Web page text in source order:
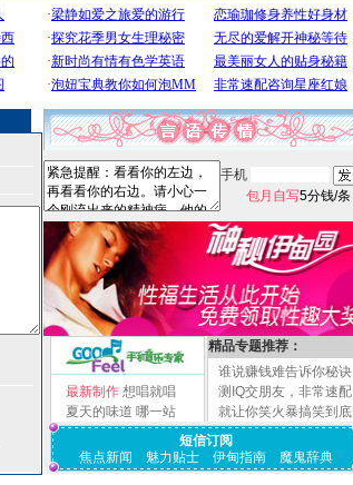
手机
包月自写5分钱/条
最新制作 想唱就唱
夏天的味道 哪一站
精品专题推荐：
谁说赚钱难告诉你秘诀
测IQ交朋友，非常速配
就让你笑火暴搞笑到底
短信订阅
焦点新闻
魅力贴士 伊甸指南 魔鬼辞典